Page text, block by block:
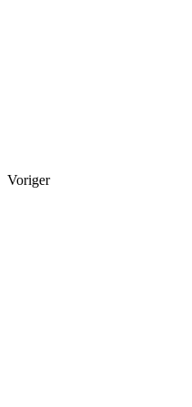
Voriger